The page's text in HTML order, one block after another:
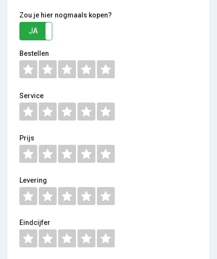
Zou je hier nogmaals kopen?
JA
Bestellen
Service
Prijs
Levering
Eindcijfer